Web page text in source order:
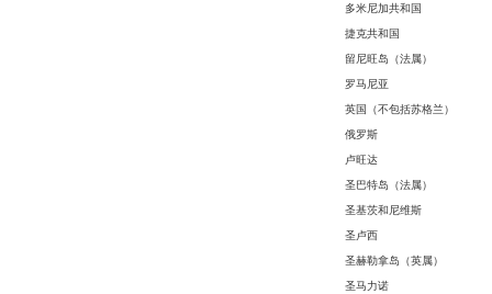
多米尼加共和国
捷克共和国
留尼旺岛（法属）
罗马尼亚
英国（不包括苏格兰）
俄罗斯
卢旺达
圣巴特岛（法属）
圣基茨和尼维斯
圣卢西
圣赫勒拿岛（英属）
圣马力诺